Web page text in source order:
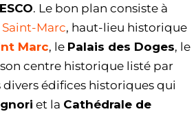
. Le bon plan consiste à
Saint-Marc, haut-lieu historique
Marc, le Palais des Doges, le
son centre historique listé par
édifices historiques qui
et la Cathédrale de